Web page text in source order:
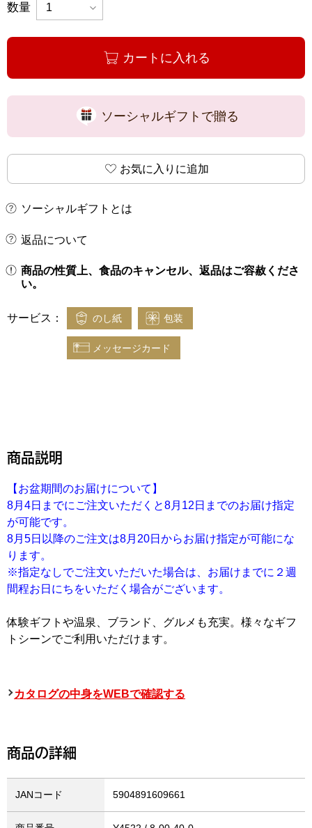
数量
カートに入れる
ソーシャルギフトで贈る
お気に入りに追加
ソーシャルギフトとは
返品について
商品の性質上、食品のキャンセル、返品はご容赦くださ
い。
サービス： のし紙 包装
メッセージカード
商品説明
【お盆期間のお届けについて】
8月4日までにご注文いただくと8月12日までのお届け指定
が可能です。
8月5日以降のご注文は8月20日からお届け指定が可能にな
ります。
※指定なしでご注文いただいた場合は、お届けまでに２週
間程お日にちをいただく場合がございます。
体験ギフトや温泉、ブランド、グルメも充実。様々なギフ
トシーンでご利用いただけます。
カタログの中身をWEBで確認する
商品の詳細
JANコード 5904891609661